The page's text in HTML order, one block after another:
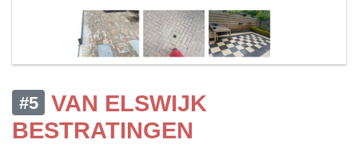
#5
VAN ELSWIJK
BESTRATINGEN